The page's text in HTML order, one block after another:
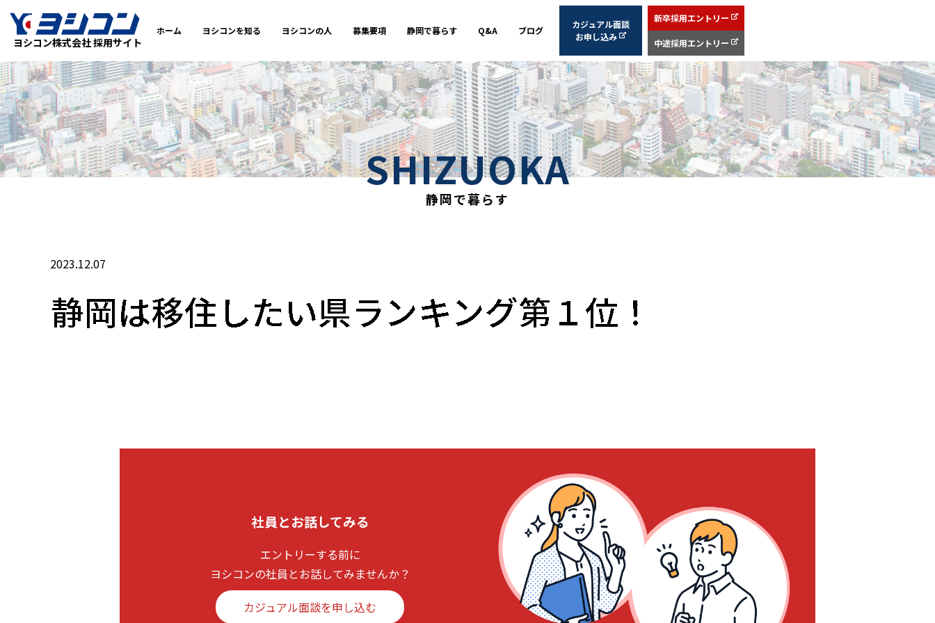
ヨシコン株式会社 採用サイト
ホーム ヨシコンを知る ヨシコンの人 募集要項 静岡で暮らす Q&A ブログ
カジュアル面談
お申し込み
新卒採用エントリー
中途採用エントリー
SHIZUOKA
静岡で暮らす
2023.12.07
社員とお話してみる
エントリーする前に
ヨシコンの社員とお話してみませんか？
カジュアル面談を申し込む